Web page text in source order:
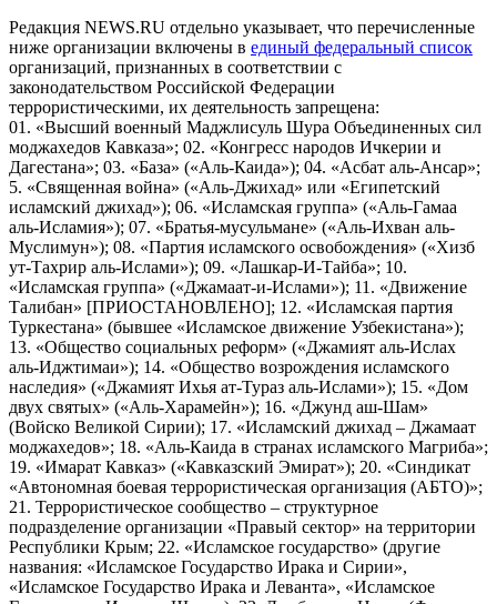
Редакция NEWS.RU отдельно указывает, что перечисленные
ниже организации включены в единый федеральный список
организаций, признанных в соответствии с
законодательством Российской Федерации
террористическими, их деятельность запрещена:
01. «Высший военный Маджлисуль Шура Объединенных сил
моджахедов Кавказа»; 02. «Конгресс народов Ичкерии и
Дагестана»; 03. «База» («Аль-Каида»); 04. «Асбат аль-Ансар»;
5. «Священная война» («Аль-Джихад» или «Египетский
исламский джихад»); 06. «Исламская группа» («Аль-Гамаа
аль-Исламия»); 07. «Братья-мусульмане» («Аль-Ихван аль-
Муслимун»); 08. «Партия исламского освобождения» («Хизб
ут-Тахрир аль-Ислами»); 09. «Лашкар-И-Тайба»; 10.
«Исламская группа» («Джамаат-и-Ислами»); 11. «Движение
Талибан» [ПРИОСТАНОВЛЕНО]; 12. «Исламская партия
Туркестана» (бывшее «Исламское движение Узбекистана»);
13. «Общество социальных реформ» («Джамият аль-Ислах
аль-Иджтимаи»); 14. «Общество возрождения исламского
наследия» («Джамият Ихья ат-Тураз аль-Ислами»); 15. «Дом
двух святых» («Аль-Харамейн»); 16. «Джунд аш-Шам»
(Войско Великой Сирии); 17. «Исламский джихад – Джамаат
моджахедов»; 18. «Аль-Каида в странах исламского Магриба»;
19. «Имарат Кавказ» («Кавказский Эмират»); 20. «Синдикат
«Автономная боевая террористическая организация (АБТО)»;
21. Террористическое сообщество – структурное
подразделение организации «Правый сектор» на территории
Республики Крым; 22. «Исламское государство» (другие
названия: «Исламское Государство Ирака и Сирии»,
«Исламское Государство Ирака и Леванта», «Исламское